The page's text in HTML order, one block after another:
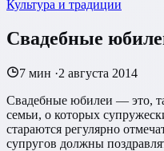
Культура и традиции
Свадебные
7 мин ·2 августа 2014
Свадебные юбилеи — это,
семьи, о которых
стараются регулярно
супругов должны